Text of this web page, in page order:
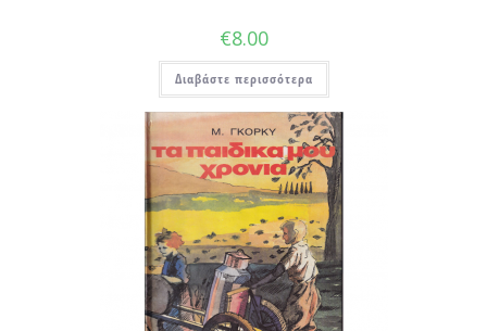
€8.00
Διαβάστε περισσότερα